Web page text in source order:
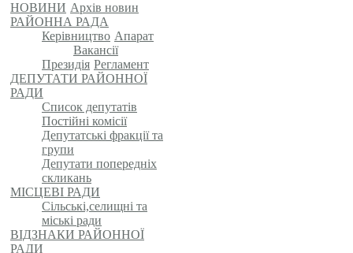
НОВИНИ Архів новин
РАЙОННА РАДА
Керівництво Апарат
Вакансії
Президія Регламент
ДЕПУТАТИ РАЙОННОЇ
РАДИ
Список депутатів
Постійні комісії
Депутатські фракції та
групи
Депутати попередніх
скликань
МІСЦЕВІ РАДИ
Сільські,селищні та
міські ради
ВІДЗНАКИ РАЙОННОЇ
РАДИ